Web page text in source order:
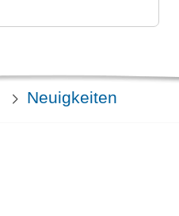
Neuigkeiten